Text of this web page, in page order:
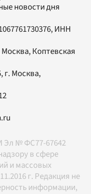
новости дня
ИНН
Коптевская
, г. Москва,
Эл № ФС77-67642
в сфере
и массовых
г. Редакция не
информации,